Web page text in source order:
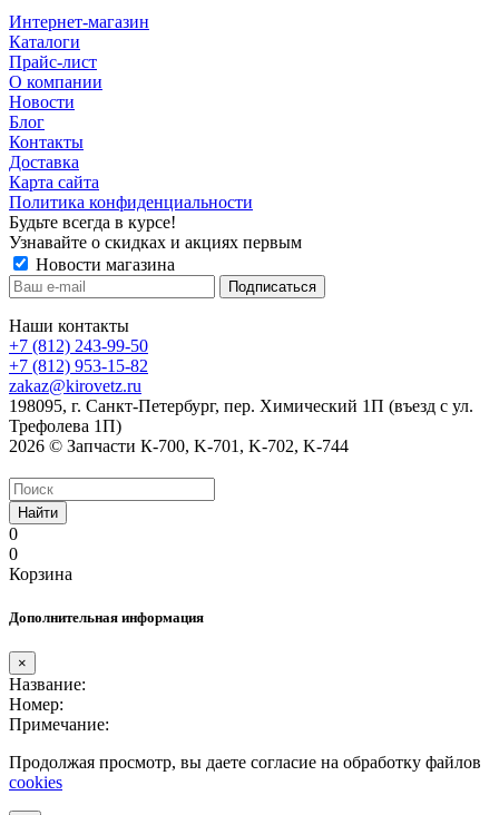
Интернет-магазин
Каталоги
Прайс-лист
О компании
Новости
Блог
Контакты
Доставка
Карта сайта
Политика конфиденциальности
Будьте всегда в курсе!
Узнавайте о скидках и акциях первым
Новости магазина
Наши контакты
+7 (812) 243-99-50
+7 (812) 953-15-82
zakaz@kirovetz.ru
198095, г. Санкт-Петербург, пер. Химический 1П (въезд с ул.
Трефолева 1П)
2026 © Запчасти К-700, K-701, K-702, K-744
Найти
0
0
Корзина
Дополнительная информация
×
Название:
Номер:
Примечание:
Продолжая просмотр, вы даете согласие на обработку файлов
cookies